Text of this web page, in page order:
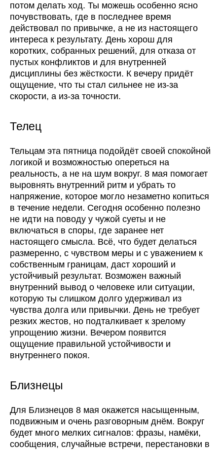
потом делать ход. Ты можешь особенно ясно
почувствовать, где в последнее время
действовал по привычке, а не из настоящего
интереса к результату. День хорош для
коротких, собранных решений, для отказа от
пустых конфликтов и для внутренней
дисциплины без жёсткости. К вечеру придёт
ощущение, что ты стал сильнее не из-за
скорости, а из-за точности.
Телец
Тельцам эта пятница подойдёт своей спокойной
логикой и возможностью опереться на
реальность, а не на шум вокруг. 8 мая помогает
выровнять внутренний ритм и убрать то
напряжение, которое могло незаметно копиться
в течение недели. Сегодня особенно полезно
не идти на поводу у чужой суеты и не
включаться в споры, где заранее нет
настоящего смысла. Всё, что будет делаться
размеренно, с чувством меры и с уважением к
собственным границам, даст хороший и
устойчивый результат. Возможен важный
внутренний вывод о человеке или ситуации,
которую ты слишком долго удерживал из
чувства долга или привычки. День не требует
резких жестов, но подталкивает к зрелому
упрощению жизни. Вечером появится
ощущение правильной устойчивости и
внутреннего покоя.
Близнецы
Для Близнецов 8 мая окажется насыщенным,
подвижным и очень разговорным днём. Вокруг
будет много мелких сигналов: фразы, намёки,
сообщения, случайные встречи, перестановки в